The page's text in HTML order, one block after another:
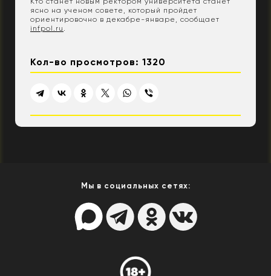
ясно на ученом совете, который пройдет
ориентировочно в декабре-январе, сообщает
infpol.ru.
Кол-во просмотров: 1320
Мы в социальных сетях: